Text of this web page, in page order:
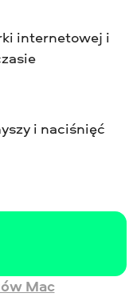
internetowej i
i naciśnięć
Mac